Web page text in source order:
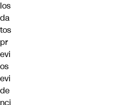
los
da
tos
pr
evi
os
evi
de